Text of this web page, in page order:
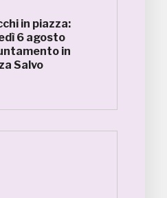
in piazza:
6 agosto
in
Salvo